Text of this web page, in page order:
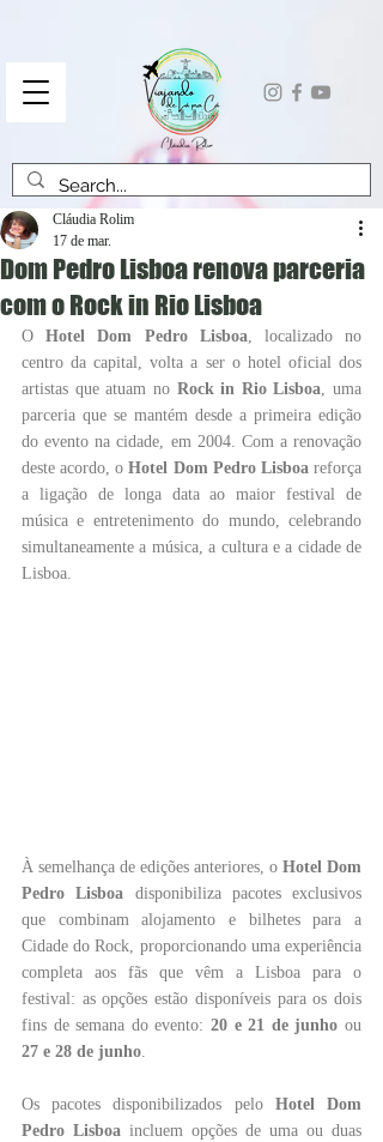
Dom Pedro Lisboa renova parceria
com o Rock in Rio Lisboa
Cláudia Rolim
17 de mar.
O Hotel Dom Pedro Lisboa, localizado no
centro da capital, volta a ser o hotel oficial dos
artistas que atuam no Rock in Rio Lisboa, uma
parceria que se mantém desde a primeira edição
do evento na cidade, em 2004. Com a renovação
deste acordo, o Hotel Dom Pedro Lisboa reforça
a ligação de longa data ao maior festival de
música e entretenimento do mundo, celebrando
simultaneamente a música, a cultura e a cidade de
Lisboa.
À semelhança de edições anteriores, o Hotel Dom
Pedro Lisboa disponibiliza pacotes exclusivos
que combinam alojamento e bilhetes para a
Cidade do Rock, proporcionando uma experiência
completa aos fãs que vêm a Lisboa para o
festival: as opções estão disponíveis para os dois
fins de semana do evento: 20 e 21 de junho
27 e 28 de junho.
Os pacotes disponibilizados pelo Hotel Dom
Pedro Lisboa incluem opções de uma ou duas